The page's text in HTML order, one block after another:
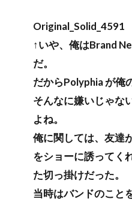
Original_Solid_4591
↑いや、俺はBrand
だ。
だからPolyphia が俺
そんなに嫌いじゃな
よね。
俺に関しては、友達
をショーに誘ってく
た切っ掛けだった。
当時はバンドのこと